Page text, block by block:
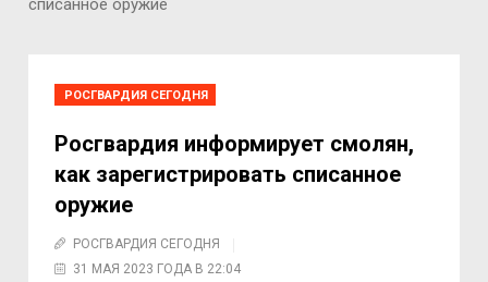
списанное оружие
РОСГВАРДИЯ СЕГОДНЯ
Росгвардия информирует смолян,
как зарегистрировать списанное
оружие
РОСГВАРДИЯ СЕГОДНЯ
31 МАЯ 2023 ГОДА В 22:04